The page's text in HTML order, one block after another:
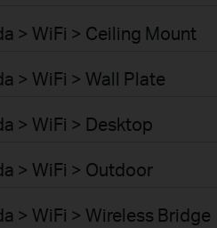
> WiFi > Ceiling Mount
> WiFi > Wall Plate
> WiFi > Desktop
> WiFi > Outdoor
> WiFi > Wireless Bridge